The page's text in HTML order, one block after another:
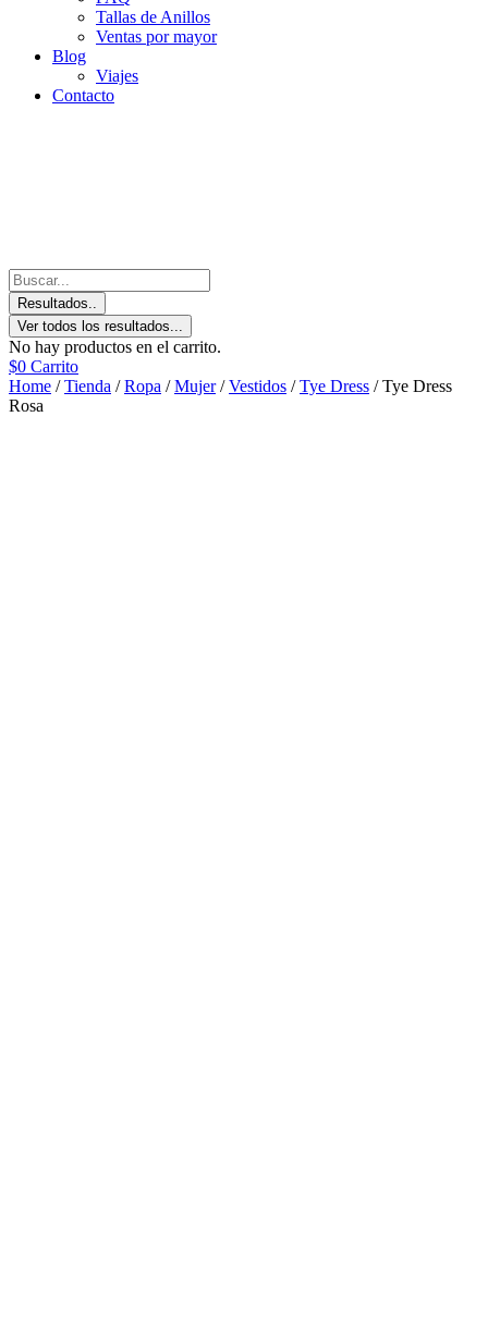
Tallas de Anillos
Ventas por mayor
Blog
Viajes
Contacto
Resultados..
Ver todos los resultados...
No hay productos en el carrito.
$0 Carrito
Home /Tienda /Ropa /Mujer/Vestidos /Tye Dress / Tye Dress
Rosa